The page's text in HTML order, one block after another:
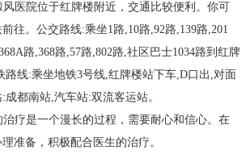
医院位于红牌楼附近，交通比较便利。你可
往。公交路线:乘坐1路,10路,92路,139路,201
路,368路,57路,802路,社区巴士1034路到红牌
路线:乘坐地铁3号线,红牌楼站下车,D口出,对面
都南站,汽车站:双流客运站。
疗是一个漫长的过程，需要耐心和信心。在
准备，积极配合医生的治疗。